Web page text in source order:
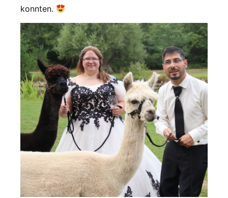
konnten.